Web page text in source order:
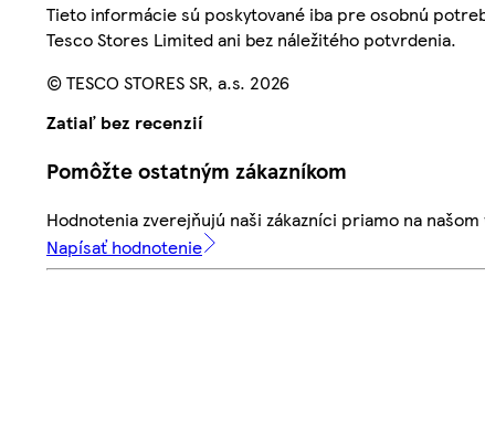
Tieto informácie sú poskytované iba pre osobnú
Tesco Stores Limited ani bez náležitého potvrdenia.
© TESCO STORES SR, a.s. 2026
Zatiaľ bez recenzií
Pomôžte ostatným zákazníkom
Hodnotenia zverejňujú naši zákazníci priamo na
Napísať hodnotenie